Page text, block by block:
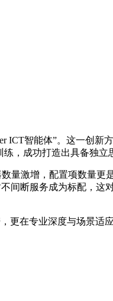
ICT智能体”。这一创新
，成功打造出具备独立
量激增，配置项数量更
间断服务成为标配，这
更在专业深度与场景适